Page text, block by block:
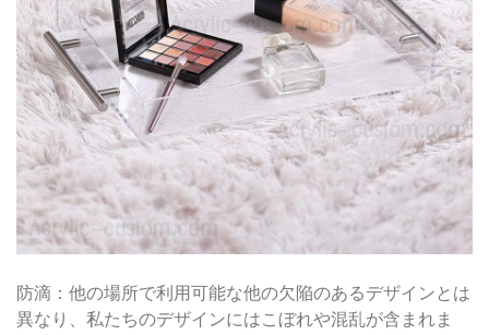
防滴：他の場所で利用可能な他の欠陥のあるデザインとは
異なり、私たちのデザインにはこぼれや混乱が含まれま